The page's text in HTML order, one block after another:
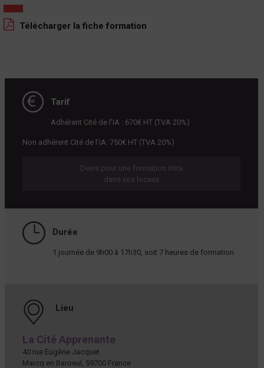
Télécharger la fiche formation
Tarif
Adhérent Cité de l’IA : 670€ HT (TVA 20%)
Non adhérent Cité de l’IA: 750€ HT (TVA 20%)
Devis pour une formation intra
dans vos locaux
Durée
1 journée de 9h00 à 17h30, soit 7 heures de formation
Lieu
La Cité Apprenante
40 rue Eugène Jacquet
Marcq en Baroeul , 59700 France